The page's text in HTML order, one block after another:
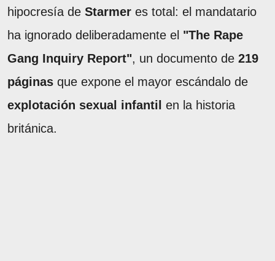
hipocresía de Starmer es total: el mandatario
ha ignorado deliberadamente el "The Rape
Gang Inquiry Report", un documento de 219
páginas que expone el mayor escándalo de
explotación sexual infantil en la historia
británica.